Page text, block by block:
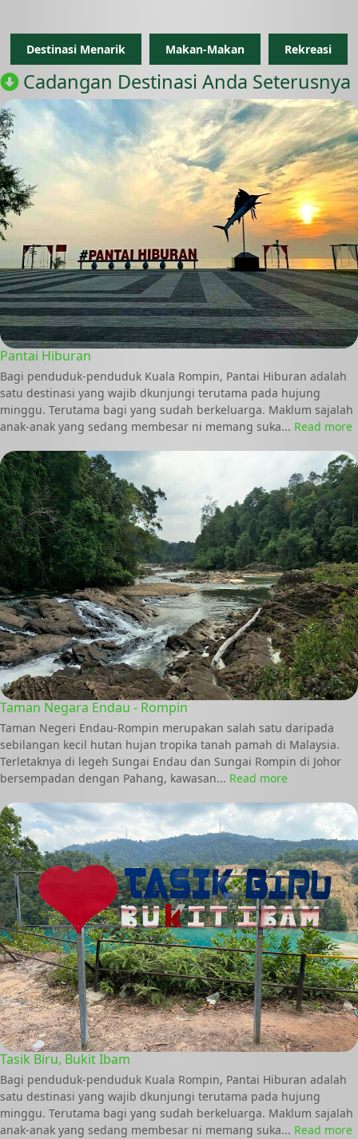
Destinasi Menarik Makan-Makan Rekreasi
Cadangan Destinasi Anda Seterusnya
Pantai Hiburan
Bagi penduduk-penduduk Kuala Rompin, Pantai Hiburan adalah
satu destinasi yang wajib dkunjungi terutama pada hujung
minggu. Terutama bagi yang sudah berkeluarga. Maklum sajalah
anak-anak yang sedang membesar ni memang suka... Read more
Taman Negara Endau - Rompin
Taman Negeri Endau-Rompin merupakan salah satu daripada
sebilangan kecil hutan hujan tropika tanah pamah di Malaysia.
Terletaknya di legeh Sungai Endau dan Sungai Rompin di Johor
bersempadan dengan Pahang, kawasan... Read more
Tasik Biru, Bukit Ibam
Bagi penduduk-penduduk Kuala Rompin, Pantai Hiburan adalah
satu destinasi yang wajib dkunjungi terutama pada hujung
minggu. Terutama bagi yang sudah berkeluarga. Maklum sajalah
anak-anak yang sedang membesar ni memang suka... Read more